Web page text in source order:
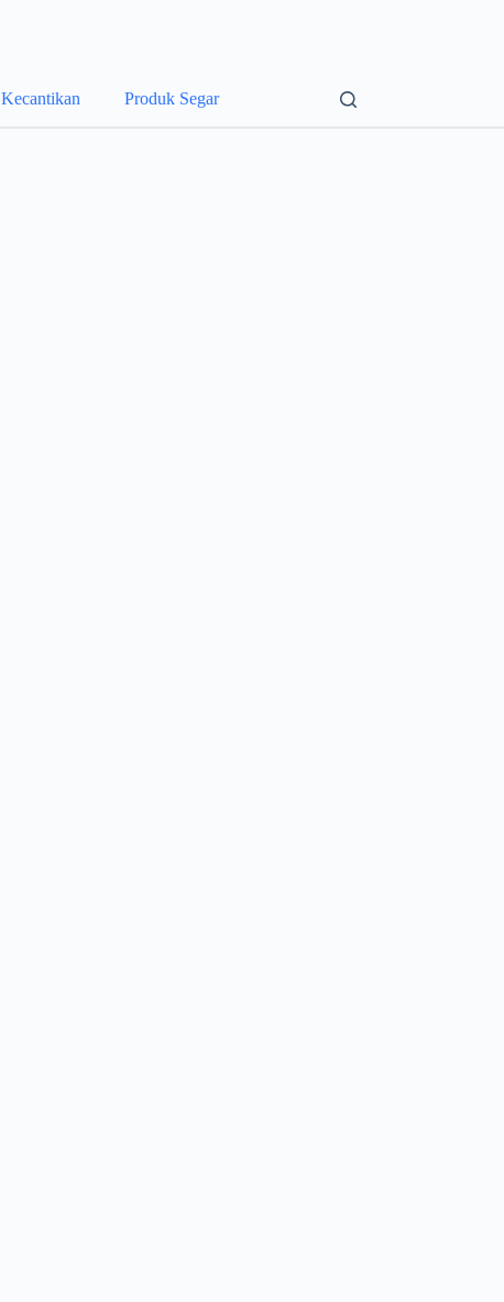
Kecantikan Produk Segar